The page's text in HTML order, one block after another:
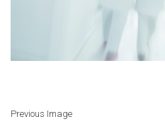
Previous Image